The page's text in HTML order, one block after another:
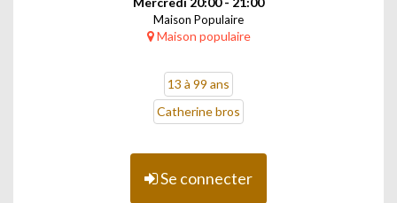
Maison Populaire
Maison populaire
13 à 99 ans
Catherine bros
Se connecter